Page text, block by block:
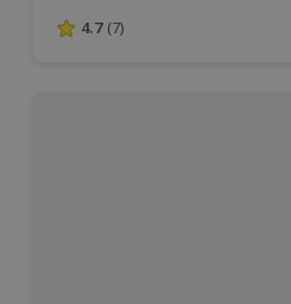
4.7 von 5 Sternen
4.7 (7)